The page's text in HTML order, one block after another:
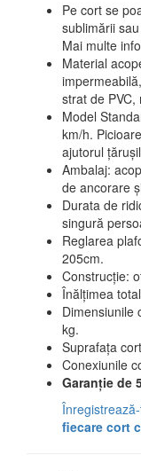
Pe cort se
sublimării
Mai multe
Material
strat de
Model
km/h.
ajutorul
Ambalaj:
de ancorare
Durata de
singură
Reglarea
205cm.
Construcție:
Înălțimea
Dimensiunile
kg.
Suprafața
Conexiunile
Garanție de
fiecare cort